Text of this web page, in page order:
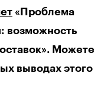
«Проблема
возможность
Можете
выводах этого